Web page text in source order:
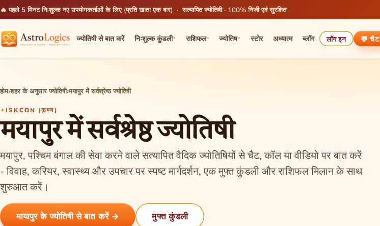
🔥 पहले 5 मिनट निःशुल्कनए उपयोगकर्ताओं के लिए (प्रति खाता एक बार) · सत्यापित ज्योतिषी · 100% निजी एवं सुरक्षित
ज्योतिषी से बात करें निःशुल्क कुंडली▾ राशिफल▾ ज्योतिष▾ स्टोर अध्यात्म ब्लॉग लॉग इन 💬 चैट
होम›शहर के अनुसार ज्योतिषी›मयापुर में सर्वश्रेष्ठ ज्योतिषी
ISKCON (कृष्ण)
मयापुर में सर्वश्रेष्ठ ज्योतिषी
मयापुर, पश्चिम बंगाल की सेवा करने वाले सत्यापित वैदिक ज्योतिषियों से चैट, कॉल या वीडियो पर बात करें
- विवाह, करियर, स्वास्थ्य और उपचार पर स्पष्ट मार्गदर्शन, एक मुफ्त कुंडली और राशिफल मिलान के साथ
शुरुआत करें।
मायापुर के ज्योतिषी से बात करें → मुफ्त कुंडली